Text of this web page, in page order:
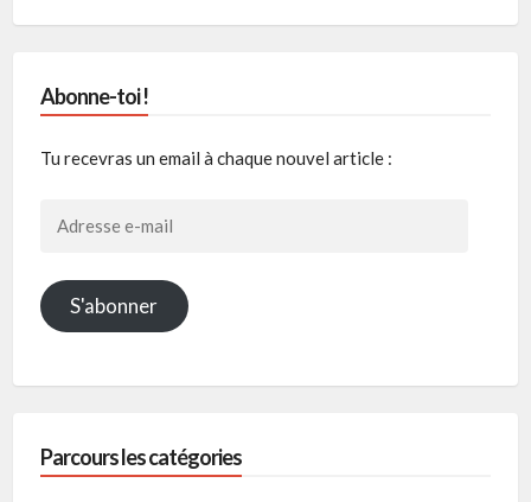
Abonne-toi !
Tu recevras un email à chaque nouvel article :
S'abonner
Parcours les catégories